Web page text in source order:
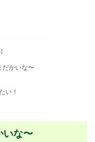
だかいな〜
い！
いな〜